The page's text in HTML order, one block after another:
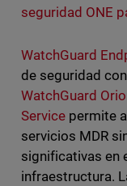
seguridad ONE
WatchGuard
de seguridad con
WatchGuard
Servicepermite
servicios MDR
significativas en
infraestructura.